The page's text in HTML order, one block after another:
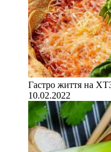
Гастро життя на
10.02.2022